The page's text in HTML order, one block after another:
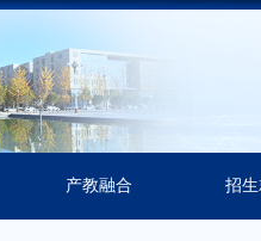
产教融合 招